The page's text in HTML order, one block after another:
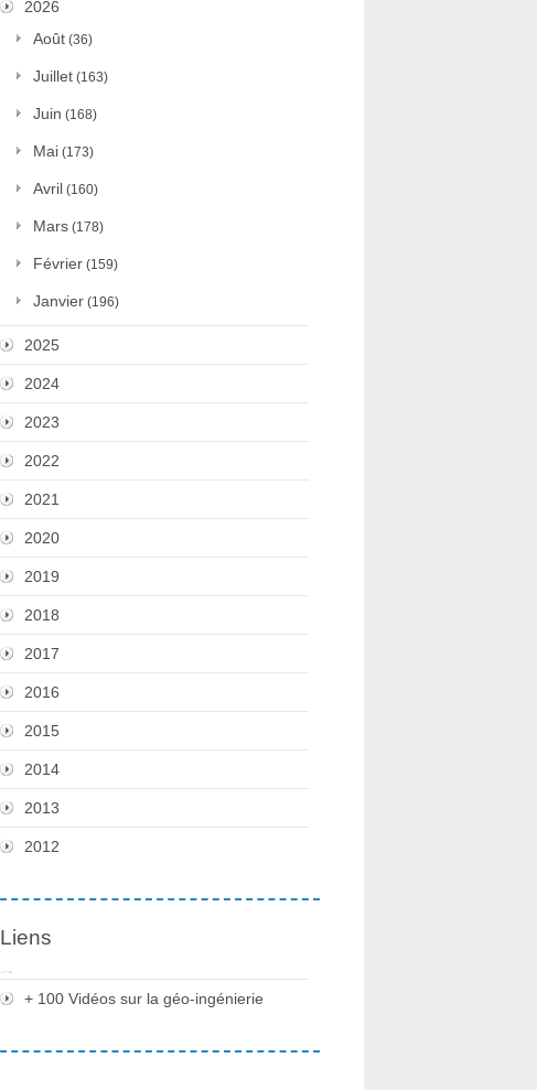
2026
Août (36)
Juillet (163)
Juin (168)
Mai (173)
Avril (160)
Mars (178)
Février (159)
Janvier (196)
2025
2024
2023
2022
2021
2020
2019
2018
2017
2016
2015
2014
2013
2012
Liens
+ 100 Vidéos sur la géo-ingénierie